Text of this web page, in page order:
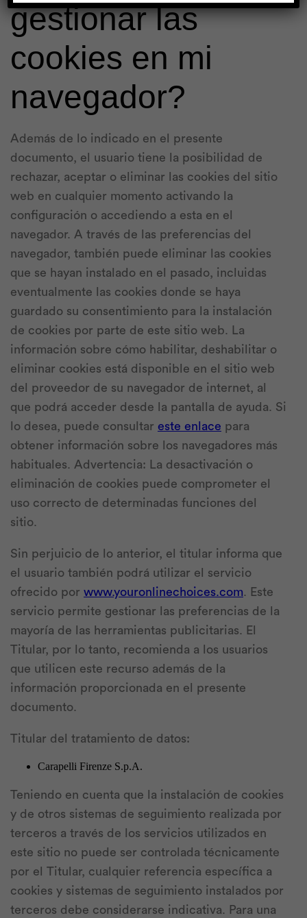
gestionar las
cookies en mi
navegador?
Además de lo indicado en el presente
documento, el usuario tiene la posibilidad de
rechazar, aceptar o eliminar las cookies del sitio
web en cualquier momento activando la
configuración o accediendo a esta en el
navegador. A través de las preferencias del
navegador, también puede eliminar las cookies
que se hayan instalado en el pasado, incluidas
eventualmente las cookies donde se haya
guardado su consentimiento para la instalación
de cookies por parte de este sitio web. La
información sobre cómo habilitar, deshabilitar o
eliminar cookies está disponible en el sitio web
del proveedor de su navegador de internet, al
que podrá acceder desde la pantalla de ayuda. Si
lo desea, puede consultar este enlace para
obtener información sobre los navegadores más
habituales. Advertencia: La desactivación o
eliminación de cookies puede comprometer el
uso correcto de determinadas funciones del
sitio.
Sin perjuicio de lo anterior, el titular informa que
el usuario también podrá utilizar el servicio
ofrecido por www.youronlinechoices.com. Este
servicio permite gestionar las preferencias de la
mayoría de las herramientas publicitarias. El
Titular, por lo tanto, recomienda a los usuarios
que utilicen este recurso además de la
información proporcionada en el presente
documento.
Titular del tratamiento de datos:
Carapelli Firenze S.p.A.
Teniendo en cuenta que la instalación de cookies
y de otros sistemas de seguimiento realizada por
terceros a través de los servicios utilizados en
este sitio no puede ser controlada técnicamente
por el Titular, cualquier referencia específica a
cookies y sistemas de seguimiento instalados por
terceros debe considerarse indicativa. Para una